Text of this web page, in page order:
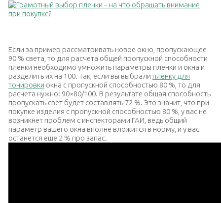
Если за пример рассматривать новое окно, пропускающее
90 % света, то для расчета общей пропускной способности
пленки необходимо умножить параметры пленки и окна и
разделить их на 100. Так, если вы выбрали пленку для
тонировки окна с пропускной способностью 80 %, то для
расчета нужно: 90×80/100. В результате общая способность
пропускать свет будет составлять 72 %. Это значит, что при
покупке изделия с пропускной способностью 80 %, у вас не
возникнет проблем с инспекторами ГАИ, ведь общий
параметр вашего окна вполне вложится в норму, и у вас
останется еще 2 % про запас.